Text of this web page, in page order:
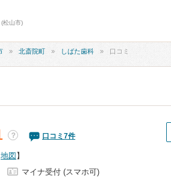
松山市)
北斎院町 しばた歯科 口コミ
？ 口コミ 7件
地図 】
マイナ受付 (スマホ可)